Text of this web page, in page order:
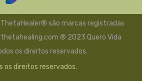
são marcas registradas
® 2023 Quero Vida
os direitos reservados.
os direitos reservados.